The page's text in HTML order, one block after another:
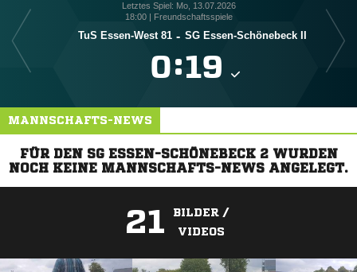
Letztes Spiel: Mo, 13.07.2026
18:00 | Freundschaftsspiele
TuS Essen-West 81 - SG Essen-Schönebeck II
:
MANNSCHAFTS-NEWS
FÜR DEN SG ESSEN-SCHÖNEBECK 2 WURDEN
NOCH KEINE MANNSCHAFTS-NEWS ANGELEGT.
21
BILDER /
VIDEOS